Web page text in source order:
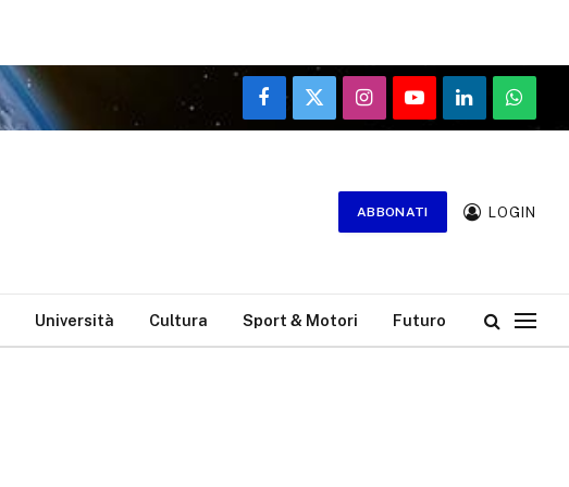
Facebook
X
(Twitter)
InstagramYouTubeLinkedIn
ABBONATI LOGIN
Università Cultura Sport & Motori Futuro